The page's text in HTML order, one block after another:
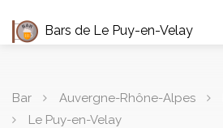
Bars de Le Puy-en-Velay
Bar Auvergne-Rhône-Alpes
Le Puy-en-Velay